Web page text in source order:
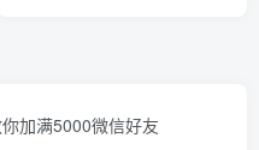
加满5000微信好友